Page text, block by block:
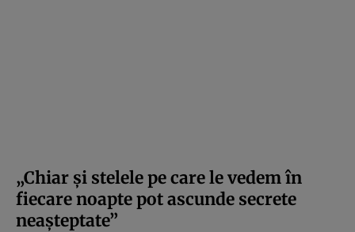
„Chiar și stelele pe care le vedem în
fiecare noapte pot ascunde secrete
neașteptate”